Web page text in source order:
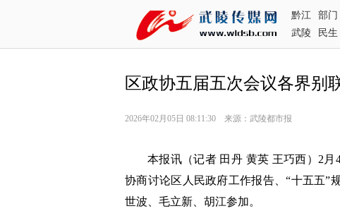
黔江 部门
武陵
民生
区政协五届五次会议各界别
2026年02月05日 08:11:30 来源：武陵都市报
本报讯（记者 田丹 黄英 王巧西）2月
协商讨论区人民政府工作报告、“十五五”
世波、毛立新、胡江参加。